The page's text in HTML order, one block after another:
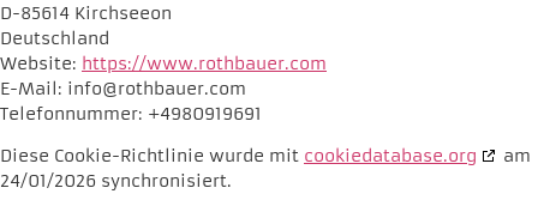
D-85614 Kirchseeon
Deutschland
Website: https://www.rothbauer.com
E-Mail: info@rothbauer.com
Telefonnummer: +4980919691
Diese Cookie-Richtlinie wurde mit cookiedatabase.org
am
24/01/2026 synchronisiert.